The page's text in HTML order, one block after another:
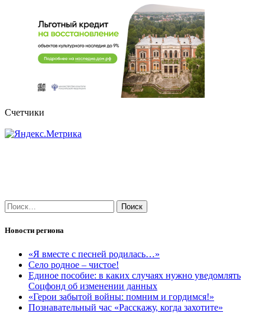
Счетчики
Найти:
Новости региона
«Я вместе с песней родилась…»
Село родное – чистое!
Единое пособие: в каких случаях нужно уведомлять
Соцфонд об изменении данных
«Герои забытой войны: помним и гордимся!»
Познавательный час «Расскажу, когда захотите»